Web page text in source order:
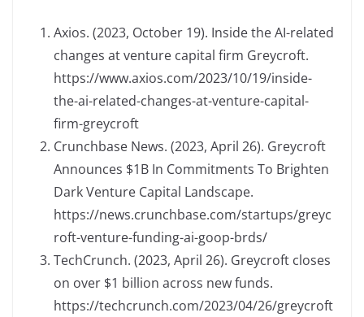
Axios. (2023, October 19). Inside the AI-related
changes at venture capital firm Greycroft.
https://www.axios.com/2023/10/19/inside-
the-ai-related-changes-at-venture-capital-
firm-greycroft
Crunchbase News. (2023, April 26). Greycroft
Announces $1B In Commitments To Brighten
Dark Venture Capital Landscape.
https://news.crunchbase.com/startups/greyc
roft-venture-funding-ai-goop-brds/
TechCrunch. (2023, April 26). Greycroft closes
on over $1 billion across new funds.
https://techcrunch.com/2023/04/26/greycroft